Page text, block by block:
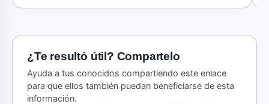
¿Te resultó útil? Compartelo
Ayuda a tus conocidos compartiendo este enlace
para que ellos también puedan beneficiarse de esta
información.